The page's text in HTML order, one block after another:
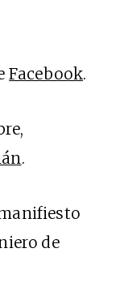
Facebook.
.
de